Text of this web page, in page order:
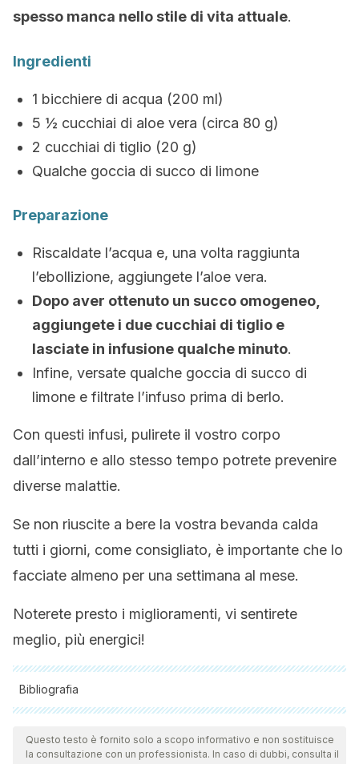
spesso manca nello stile di vita attuale.
Ingredienti
1 bicchiere di acqua (200 ml)
5 ½ cucchiai di aloe vera (circa 80 g)
2 cucchiai di tiglio (20 g)
Qualche goccia di succo di limone
Preparazione
Riscaldate l’acqua e, una volta raggiunta
l’ebollizione, aggiungete l’aloe vera.
Dopo aver ottenuto un succo omogeneo,
aggiungete i due cucchiai di tiglio e
lasciate in infusione qualche minuto.
Infine, versate qualche goccia di succo di
limone e filtrate l’infuso prima di berlo.
Con questi infusi, pulirete il vostro corpo
dall’interno e allo stesso tempo potrete prevenire
diverse malattie.
Se non riuscite a bere la vostra bevanda calda
tutti i giorni, come consigliato, è importante che lo
facciate almeno per una settimana al mese.
Noterete presto i miglioramenti, vi sentirete
meglio, più energici!
Bibliografia
Tutte le fonti citate sono state esaminate a fondo dal nostro
team per garantirne la qualità, l'affidabilità, l'attualità e la
validità. La bibliografia di questo articolo è stata considerata
Questo testo è fornito solo a scopo informativo e non sostituisce
la consultazione con un professionista. In caso di dubbi, consulta il